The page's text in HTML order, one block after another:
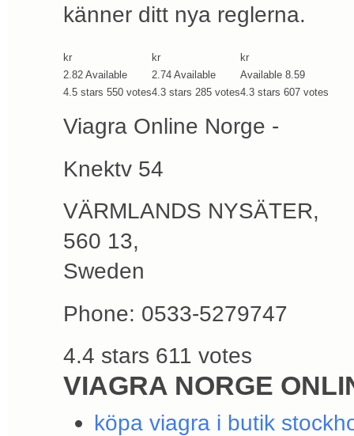
känner ditt nya reglerna.
kr
2.82 Available
4.5 stars 550 votes
kr
2.74 Available
4.3 stars 285 votes
kr
Available 8.59
4.3 stars 607 votes
Viagra Online Norge -
Knektv 54
VÄRMLANDS NYSÄTER,
560 13,
Sweden
Phone: 0533-5279747
4.4 stars 611 votes
VIAGRA NORGE
köpa viagra i butik